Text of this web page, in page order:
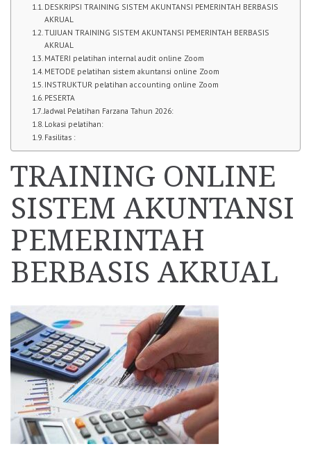
DESKRIPSI TRAINING SISTEM AKUNTANSI PEMERINTAH BERBASIS
AKRUAL
TUJUAN TRAINING SISTEM AKUNTANSI PEMERINTAH BERBASIS
AKRUAL
MATERI pelatihan internal audit online Zoom
METODE pelatihan sistem akuntansi online Zoom
INSTRUKTUR pelatihan accounting online Zoom
PESERTA
Jadwal Pelatihan Farzana Tahun 2026:
Lokasi pelatihan:
Fasilitas :
TRAINING ONLINE
SISTEM AKUNTANSI
PEMERINTAH
BERBASIS AKRUAL